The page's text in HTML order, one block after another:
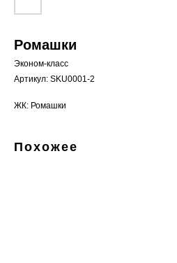
Ромашки
Эконом-класс
Артикул: SKU0001-2
ЖК: Ромашки
Похожее